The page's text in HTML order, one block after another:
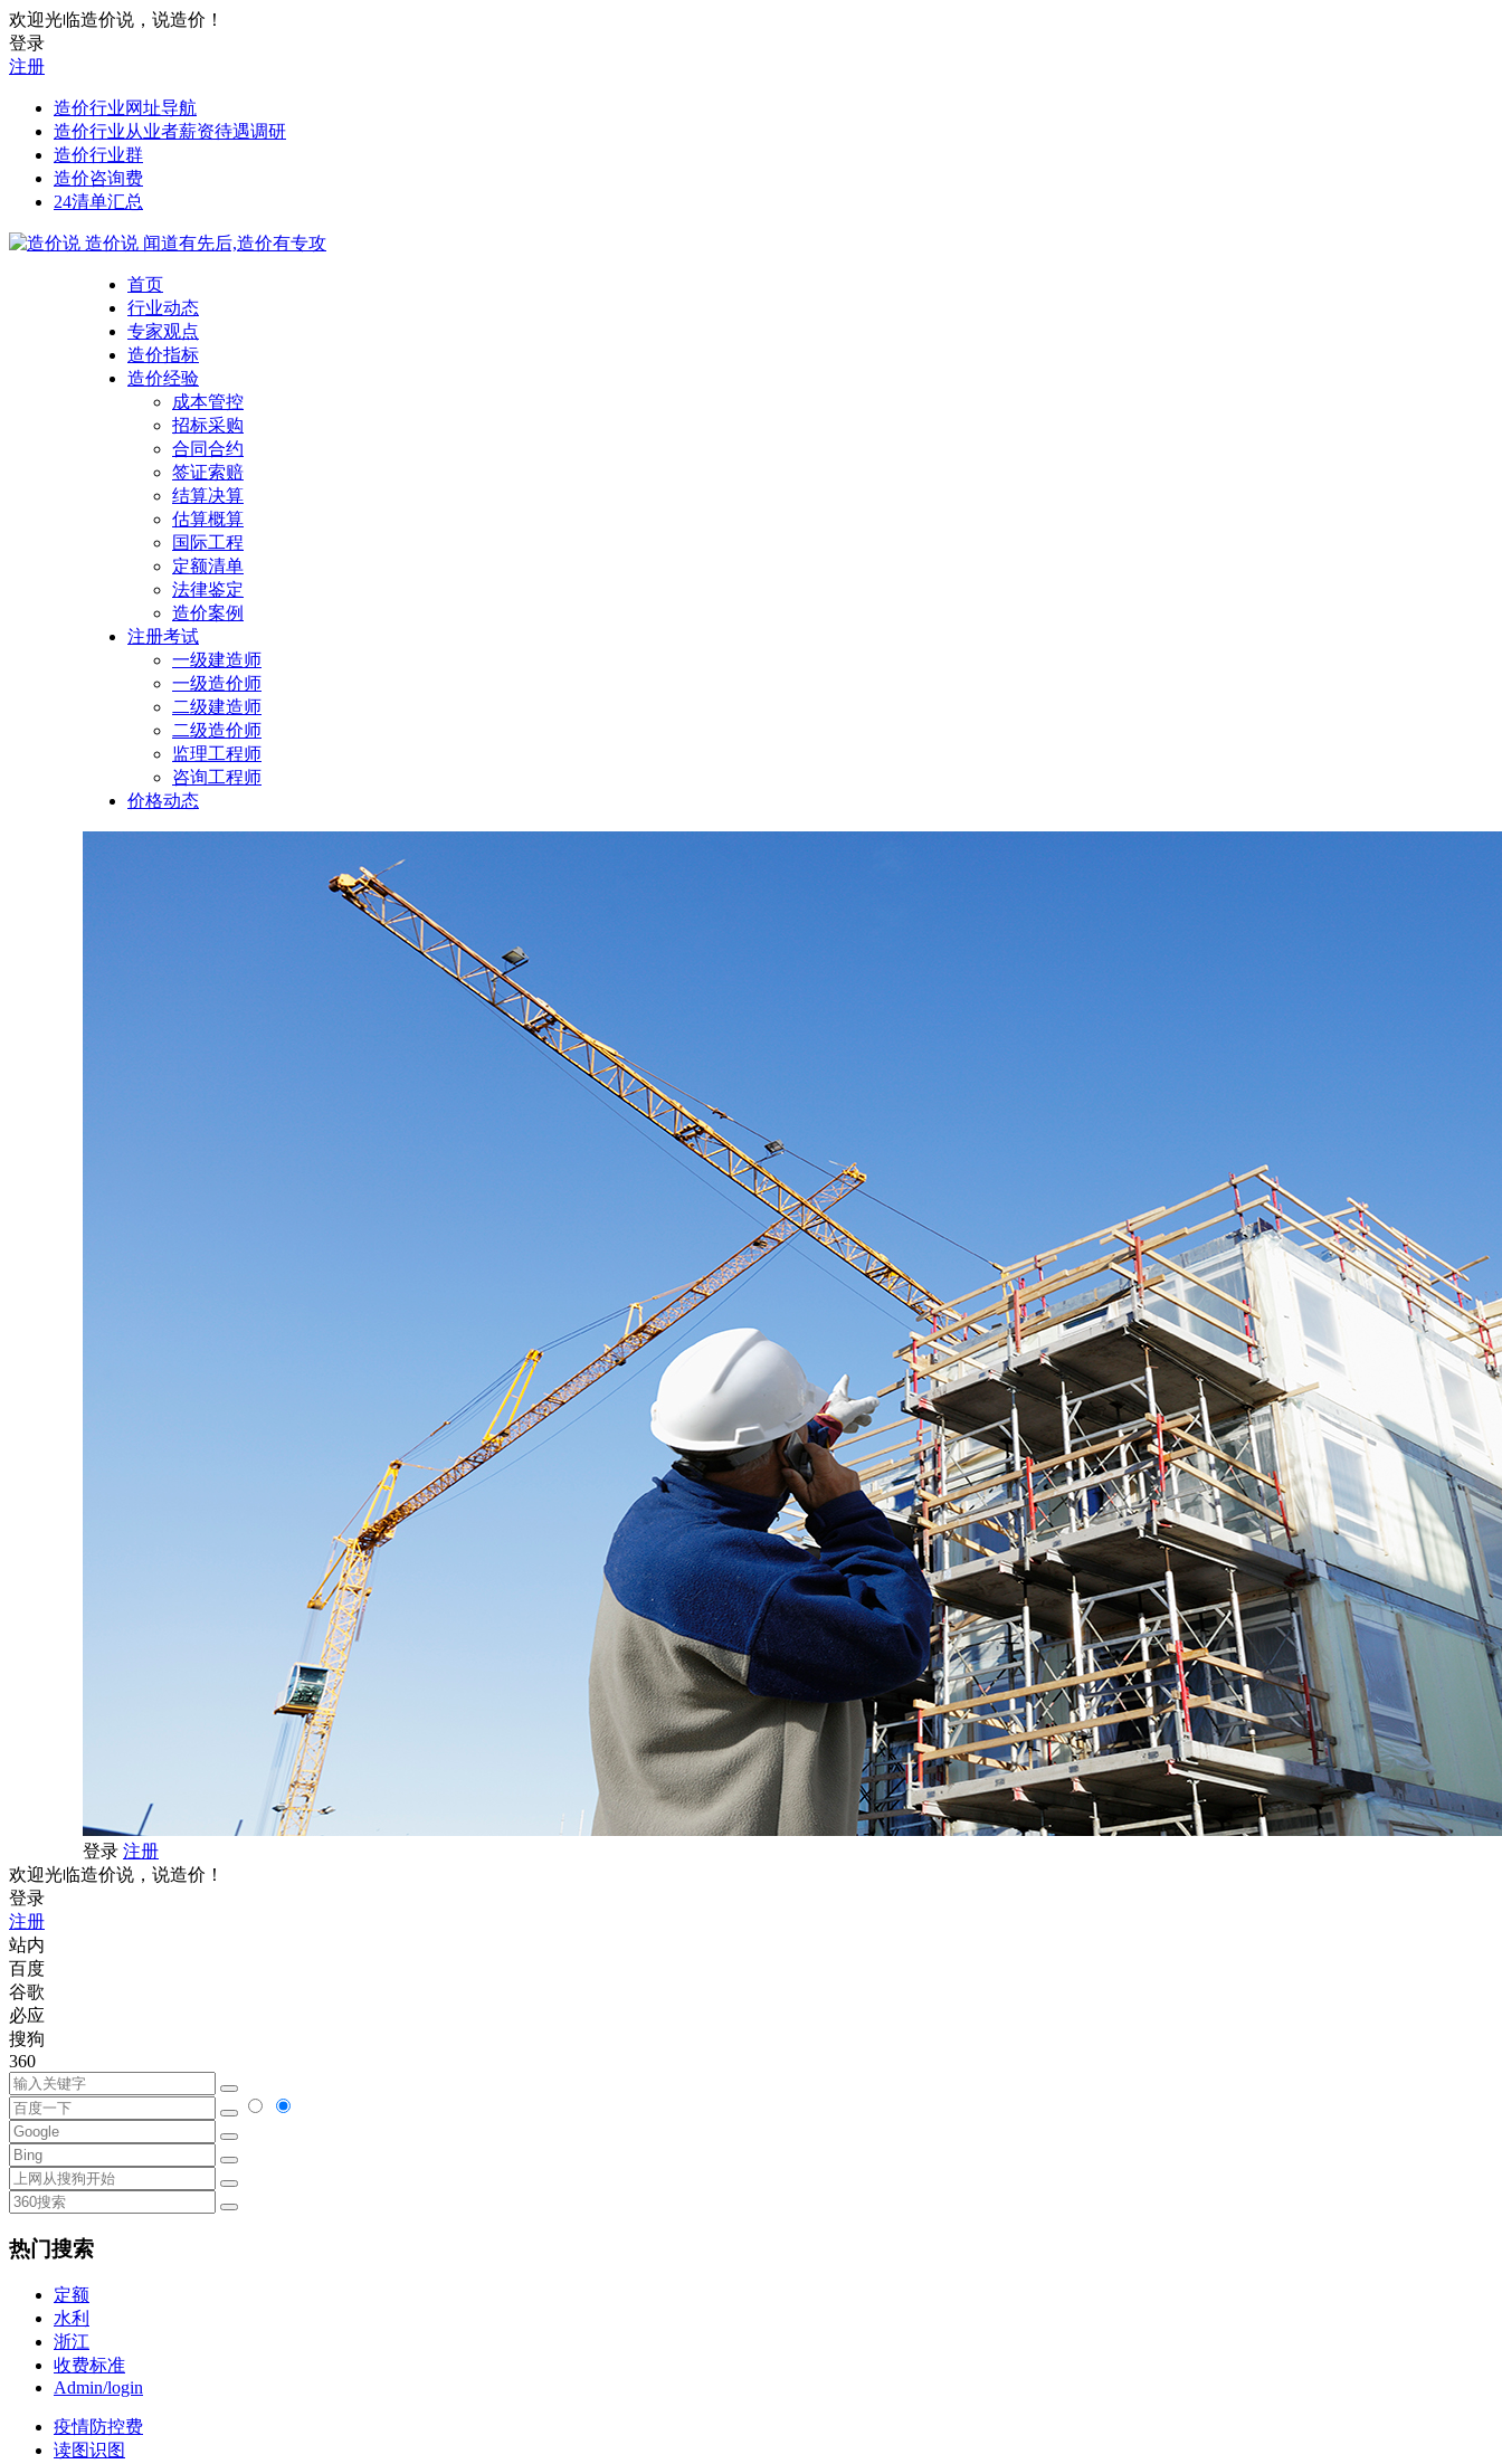
欢迎光临造价说，说造价！
登录
注册
造价行业网址导航
造价行业从业者薪资待遇调研
造价行业群
造价咨询费
24清单汇总
造价说 闻道有先后,造价有专攻
首页
行业动态
专家观点
造价指标
造价经验
成本管控
招标采购
合同合约
签证索赔
结算决算
估算概算
国际工程
定额清单
法律鉴定
造价案例
注册考试
一级建造师
一级造价师
二级建造师
二级造价师
监理工程师
咨询工程师
价格动态
登录 注册
欢迎光临造价说，说造价！
登录
注册
站内
百度
谷歌
必应
搜狗
360
热门搜索
定额
水利
浙江
收费标准
Admin/login
疫情防控费
读图识图